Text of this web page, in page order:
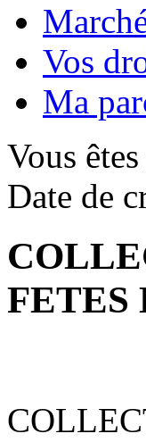
Vos
Ma
Vous
Date de
FETES